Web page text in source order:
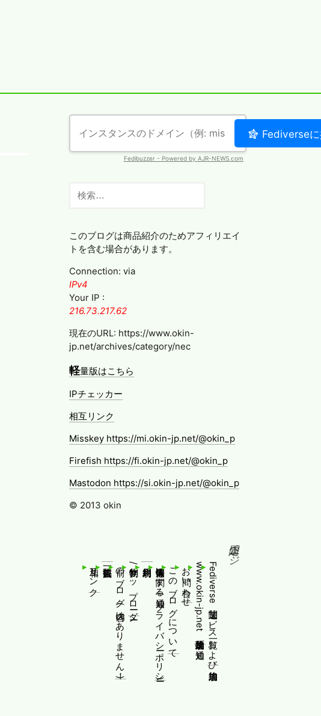
索:
このブログは商品紹介のためアフィリエイ
トを含む場合があります。
Connection: via
IPv4
Your IP :
216.73.217.62
現在のURL: https://www.okin-
jp.net/archives/category/nec
軽量版はこちら
IPチェッカー
相互リンク
Misskey https://mi.okin-jp.net/@okin_p
Firefish https://fi.okin-jp.net/@okin_p
Mastodon https://si.okin-jp.net/@okin_p
© 2013 okin
固定ページ
Fediverse関連サービス一覧および追加規約
www.okin-jp.net 追加規約及び通知
お問い合わせ
このブログについて
個人情報等に関する通知(プライバシーポリシー)
制作物/アップローダー
前のブログ(内容はありません！)
相互リンク